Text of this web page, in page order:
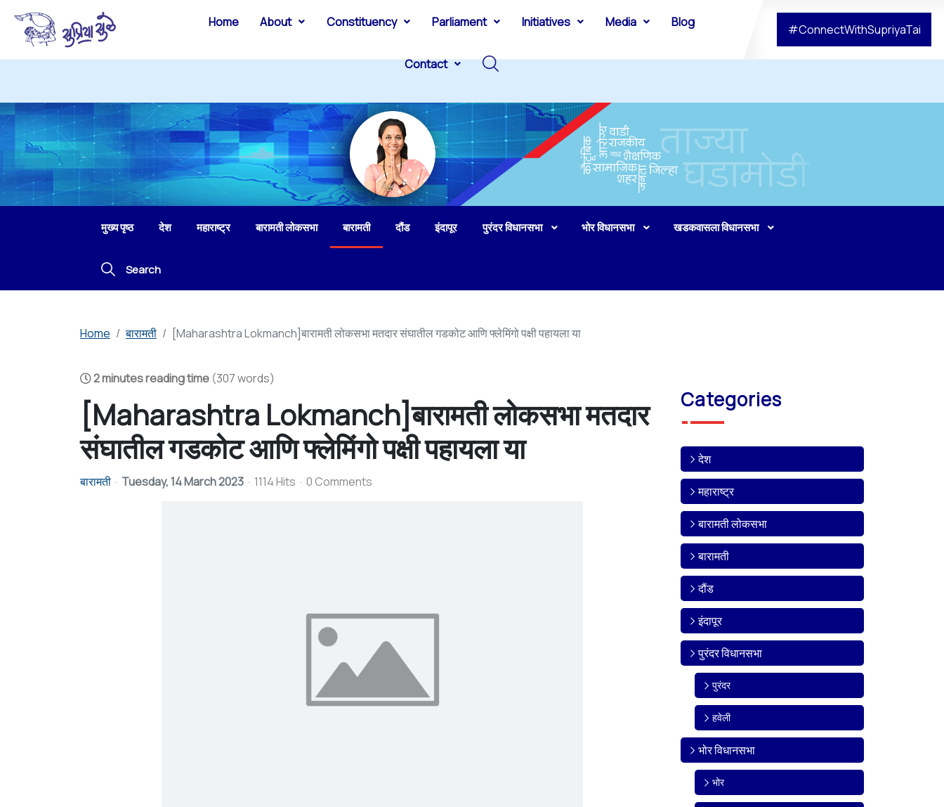
Home About Constituency Parliament Initiatives Media Blog
Contact
#ConnectWithSupriyaTai
मुख्य पृष्ठ देश महाराष्ट्र बारामती लोकसभा बारामती दौंड इंदापूर पुरंदर विधानसभा भोर विधानसभा खडकवासला विधानसभा
Search
Home बारामती [Maharashtra Lokmanch]बारामती लोकसभा मतदार संघातील गडकोट आणि फ्लेमिंगो पक्षी पहायला या
2 minutes reading time (307 words)
[Maharashtra Lokmanch]बारामती लोकसभा मतदार
संघातील गडकोट आणि फ्लेमिंगो पक्षी पहायला या
बारामती Tuesday, 14 March 2023 1114 Hits 0 Comments
Categories
देश
महाराष्ट्र
बारामती लोकसभा
बारामती
दौंड
इंदापूर
पुरंदर विधानसभा
पुरंदर
हवेली
भोर विधानसभा
भोर